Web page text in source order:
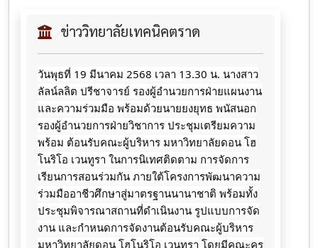
ข่าววิทยาลัยเทคนิคตราด
วันพุธที่ 19 มีนาคม 2568 เวลา 13.30 น. นางสาว
ลัลน์ลลิต ปรีชาจารย์ รองผู้อำนวยการฝ่ายแผนงาน
และความร่วมมือ พร้อมด้วยนายยงยุทธ พนัสนอก
รองผู้อำนวยการฝ่ายวิชาการ ประชุมเตรียมความ
พร้อม ต้อนรับคณะผู้บริหาร มหาวิทยาลัยดอน โฮ
โนริโอ เวนทูรา ในการนิเทศติดตาม การจัดการ
เรียนการสอนร่วมกัน ภายใต้โครงการพัฒนาความ
ร่วมมืออาชีวศึกษาสู่มาตรฐานนานาชาติ พร้อมทั้ง
ประชุมพิจารณาสถานที่ดำเนินงาน รูปแบบการจัด
งาน และกำหนดการจัดงานต้อนรับคณะผู้บริหาร
มหาวิทยาลัยดอน โฮโนริโอ เวนทูรา โดยมีคณะครู